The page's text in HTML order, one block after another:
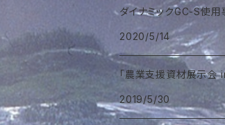
ダイナミックGC-S使
2020/5/14
「農業支援資材展示会
2019/5/30